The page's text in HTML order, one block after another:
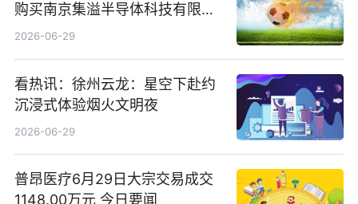
购买南京集溢半导体科技有限公
司15.3%股权
2026-06-29
看热讯：徐州云龙：星空下赴约
沉浸式体验烟火文明夜
2026-06-29
普昂医疗6月29日大宗交易成交
1148.00万元 今日要闻